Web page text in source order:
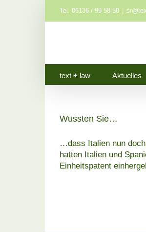
Tel. 06136 / 99 58 50
text + law Aktuelles
Wussten Sie…
…dass Italien nun
hatten Italien und
Einheitspatent